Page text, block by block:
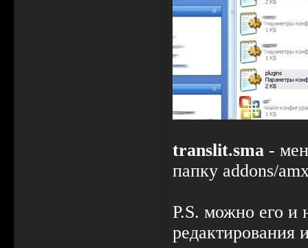
translit.sma -
папку addons/
P.S. можно его и
редактирования